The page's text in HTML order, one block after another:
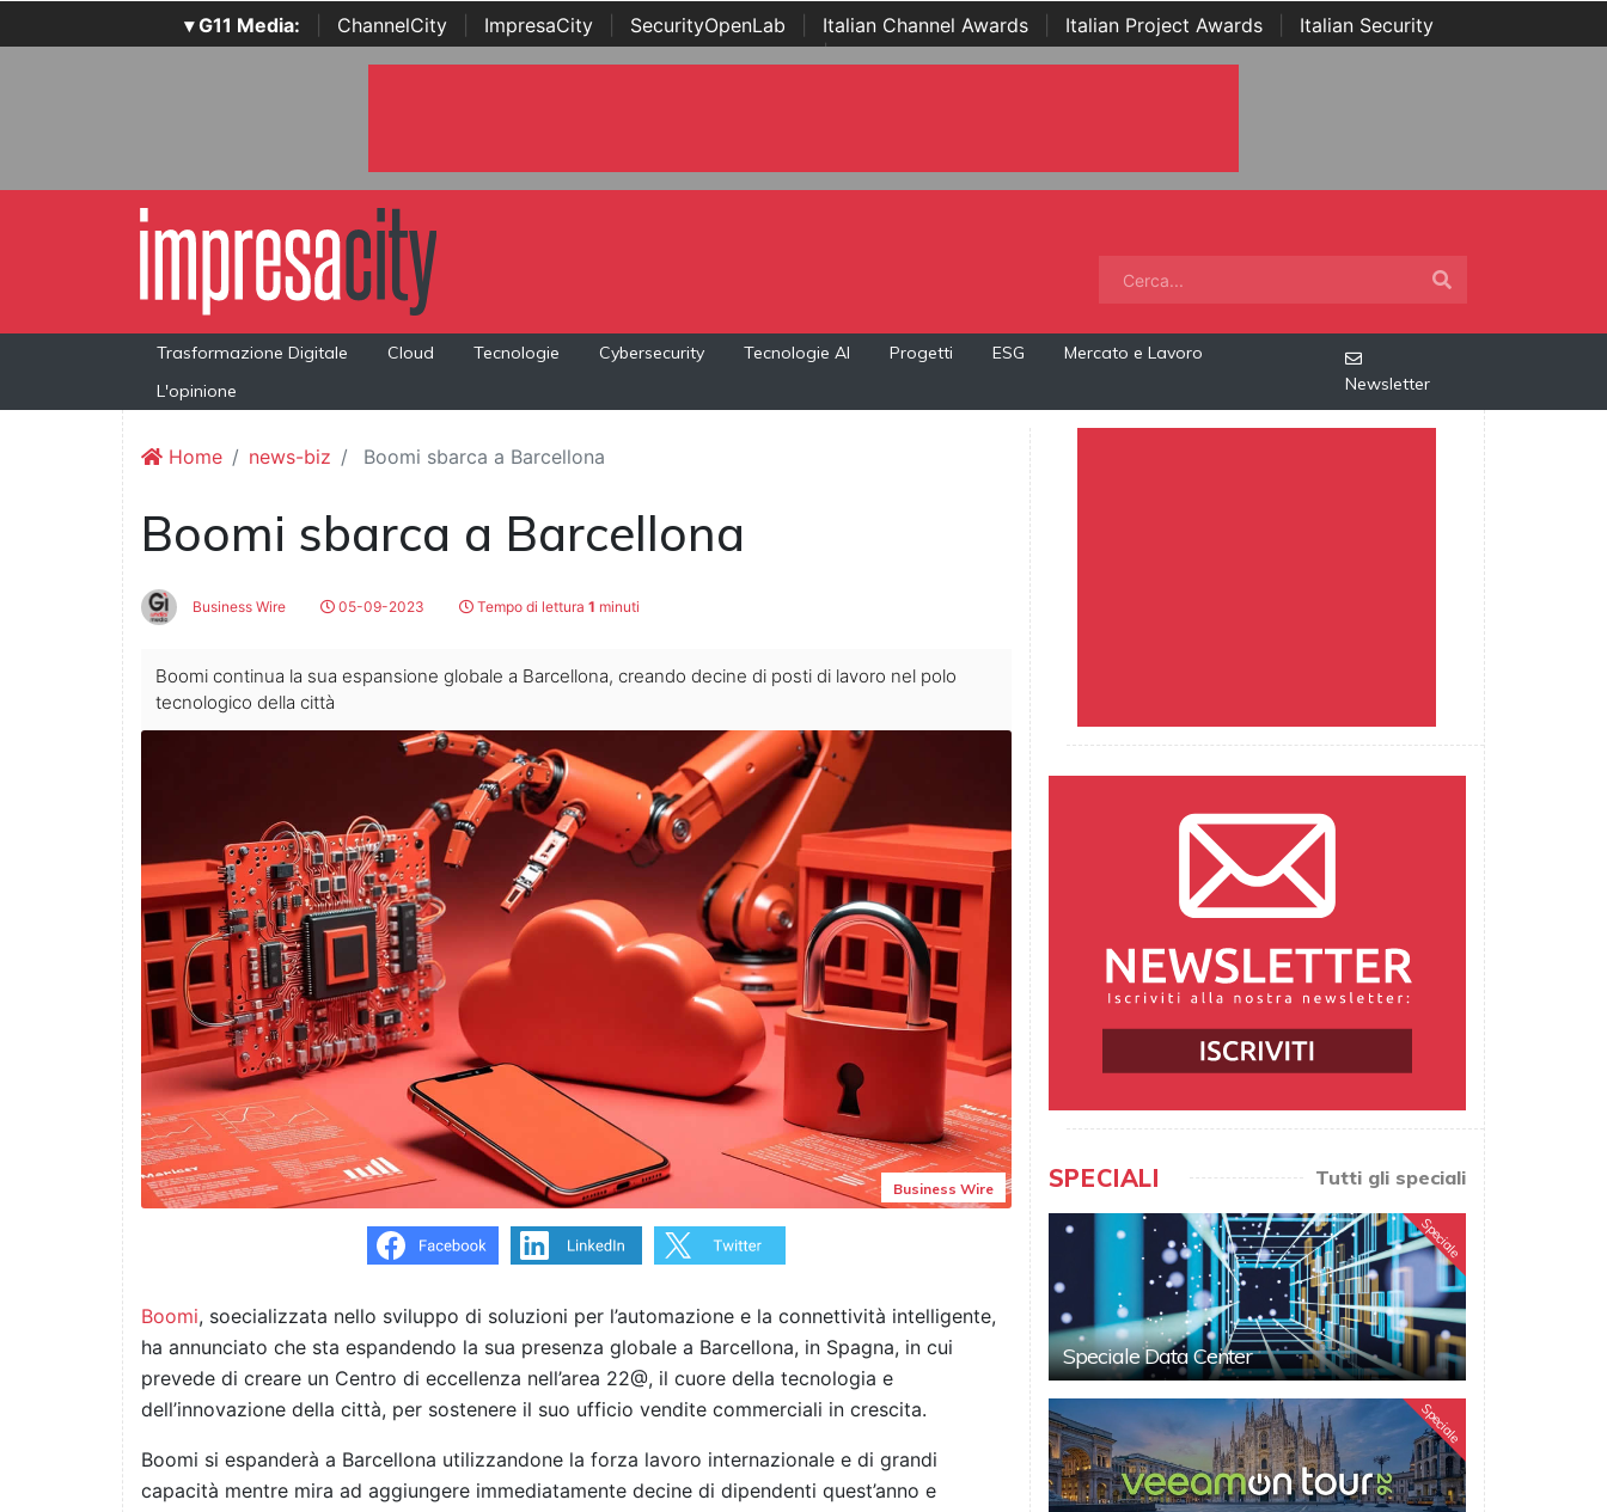
▾ G11 Media: ChannelCity ImpresaCity SecurityOpenLab Italian Channel Awards Italian Project Awards
Italian Security
Awards | ...
Trasformazione Digitale Cloud Tecnologie Cybersecurity Tecnologie AI Progetti ESG
Mercato e Lavoro
L'opinione
Newsletter
Home news-biz Boomi sbarca a Barcellona
Boomi sbarca a Barcellona
Business Wire 05-09-2023 Tempo di lettura 1 minuti
Boomi continua la sua espansione globale a Barcellona, creando decine di posti di lavoro nel polo
tecnologico della città
Business Wire
Boomi, soecializzata nello sviluppo di soluzioni per l’automazione e la connettività intelligente,
ha annunciato che sta espandendo la sua presenza globale a Barcellona, in Spagna, in cui
prevede di creare un Centro di eccellenza nell’area 22@, il cuore della tecnologia e
dell’innovazione della città, per sostenere il suo ufficio vendite commerciali in crescita.
Boomi si espanderà a Barcellona utilizzandone la forza lavoro internazionale e di grandi
capacità mentre mira ad aggiungere immediatamente decine di dipendenti quest’anno e
SPECIALI Tutti gli speciali
Speciale
Speciale Data Center
Speciale